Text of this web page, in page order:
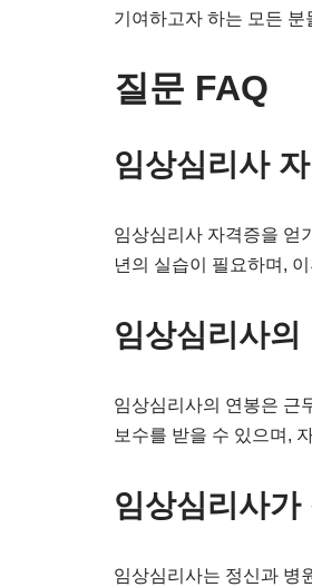
기여하고자 하는 모든
질문 FAQ
임상심리사
임상심리사 자격증을 얻
년의 실습이 필요하며,
임상심리사
임상심리사의 연봉은 근
보수를 받을 수 있으며,
임상심리사
임상심리사는 정신과 병